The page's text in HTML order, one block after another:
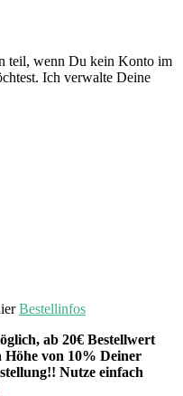
teil, wenn Du kein Konto im
Ich verwalte Deine
Bestellinfos
ab 20€ Bestellwert
von 10% Deiner
Nutze einfach